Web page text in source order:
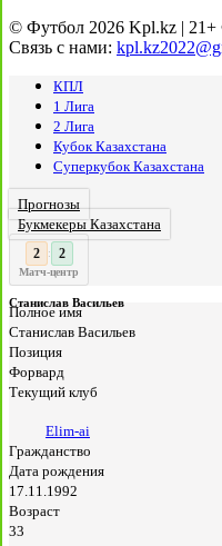
© Футбол 2026 Kpl.kz | 21+
Связь с нами:
КПЛ
1 Лига
2 Лига
Кубок Казахстана
Суперкубок Казахстана
Прогнозы
Букмекеры Казахстана
3 : 2
Матч-центр
Станислав Васильев
Полное имя
Станислав Васильев
Позиция
Форвард
Текущий клуб
Elim-ai
Гражданство
Дата рождения
17.11.1992
Возраст
33